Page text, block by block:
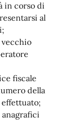
in corso di
al
vecchio
fiscale
della
effettuato;
anagrafici